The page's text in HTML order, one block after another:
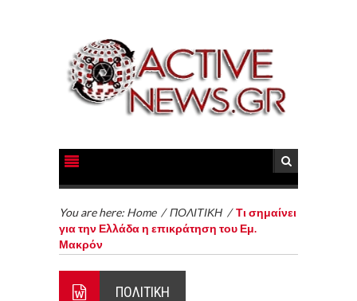
You are here: Home /ΠΟΛΙΤΙΚΗ /Τι σημαίνει
για την Ελλάδα η επικράτηση του Εμ.
Μακρόν
ΠΟΛΙΤΙΚΗ